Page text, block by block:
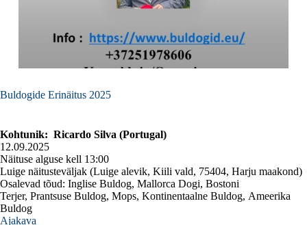
Buldogide Erinäitus 2025
Kohtunik: Ricardo Silva (Portugal)
12.09.2025
Näituse alguse kell 13:00
Luige näitusteväljak (Luige alevik, Kiili vald, 75404, Harju maakond)
Osalevad tõud: Inglise Buldog, Mallorca Dogi, Bostoni
Terjer, Prantsuse Buldog, Mops, Kontinentaalne Buldog, Ameerika
Buldog
Ajakava